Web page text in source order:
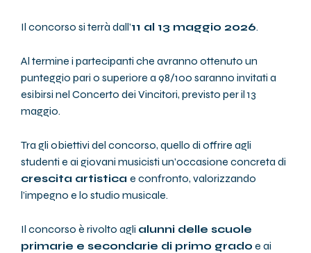
Il concorso si terrà dall’11 al 13 maggio 2026.
Al termine i partecipanti che avranno ottenuto un
punteggio pari o superiore a 98/100 saranno invitati a
esibirsi nel Concerto dei Vincitori, previsto per il 13
maggio.
Tra gli obiettivi del concorso, quello di offrire agli
studenti e ai giovani musicisti un’occasione concreta di
crescita artistica e confronto, valorizzando
l’impegno e lo studio musicale.
Il concorso è rivolto agli alunni delle scuole
primarie e secondarie di primo grado e ai